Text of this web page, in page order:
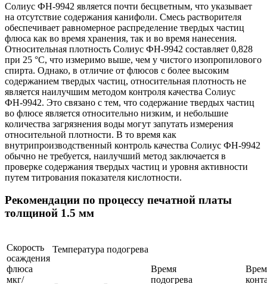
Солиус ФН-9942 является почти бесцветным, что указывает
на отсутствие содержания канифоли. Смесь растворителя
обеспечивает равномерное распределение твердых частиц
флюса как во время хранения, так и во время нанесения.
Относительная плотность Солиус ФН-9942 составляет 0,828
при 25 °C, что измеримо выше, чем у чистого изопропилового
спирта. Однако, в отличие от флюсов с более высоким
содержанием твердых частиц, относительная плотность не
является наилучшим методом контроля качества Солиус
ФН-9942. Это связано с тем, что содержание твердых частиц
во флюсе является относительно низким, и небольшие
количества загрязнения воды могут запутать измерения
относительной плотности. В то время как
внутрипроизводственный контроль качества Солиус ФН-9942
обычно не требуется, наилучший метод заключается в
проверке содержания твердых частиц и уровня активности
путем титрования показателя кислотности.
Рекомендации по процессу печатной платы
толщиной 1.5 мм
Скорость
осаждения
флюса
мкг/
Температура подогрева
Время
подогрева